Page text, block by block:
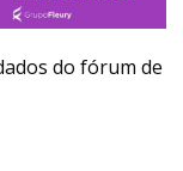
do fórum de